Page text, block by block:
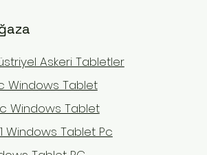
Askeri Tabletler
Windows Tablet
Windows Tablet
Windows Tablet Pc